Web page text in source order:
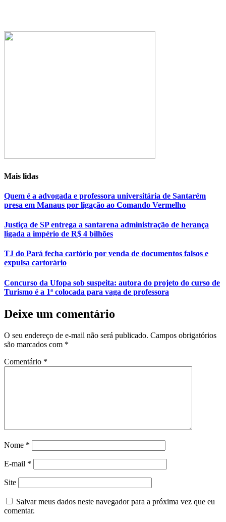
Mais lidas
Quem é a advogada e professora universitária de Santarém
presa em Manaus por ligação ao Comando Vermelho
Justiça de SP entrega a santarena administração de herança
ligada a império de R$ 4 bilhões
TJ do Pará fecha cartório por venda de documentos falsos e
expulsa cartorário
Concurso da Ufopa sob suspeita: autora do projeto do curso de
Turismo é a 1ª colocada para vaga de professora
Deixe um comentário
O seu endereço de e-mail não será publicado. Campos obrigatórios
são marcados com *
Comentário *
Nome *
E-mail *
Site
Salvar meus dados neste navegador para a próxima vez que eu
comentar.